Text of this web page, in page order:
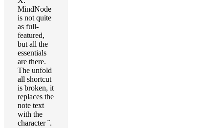
MindNode
is not quite
as full-
featured,
but all the
essentials
are there.
The unfold
all shortcut
is broken, it
replaces the
note text
with the
character ˘.